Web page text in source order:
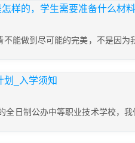
样的，学生需要准备什么材料
能做到尽可能的完美，不是因为
划_入学须知
全日制公办中等职业技术学校，